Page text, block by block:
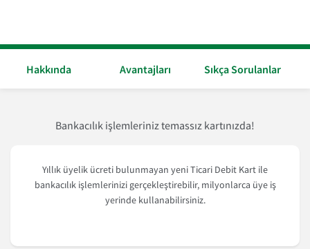
Hakkında Avantajları Sıkça Sorulanlar
Bankacılık işlemleriniz temassız kartınızda!
Yıllık üyelik ücreti bulunmayan yeni Ticari Debit Kart ile
bankacılık işlemlerinizi gerçekleştirebilir, milyonlarca üye iş
yerinde kullanabilirsiniz.